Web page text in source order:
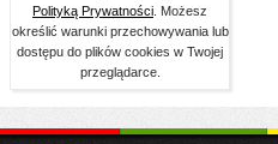
Polityką Prywatności . Możesz
określić warunki przechowywania lub
dostępu do plików cookies w Twojej
przeglądarce.